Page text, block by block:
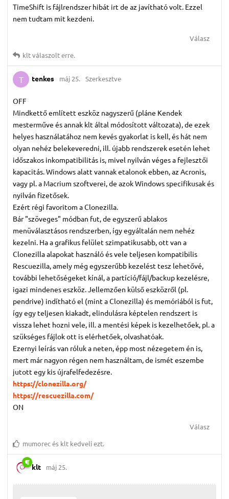
TimeShift is fájlrendszer hibát irt de az javítható volt. Ezzel
nem tudtam mit kezdeni.
Válasz
kltválaszolt erre.
T tenkes máj 25. Szerkesztve
OFF
Mindkettő említett eszköz nagyszerű (pláne Kendek
mesterműve és annak klt által módosított változata), de ezek
helyes használatához nem kevés gyakorlat is kell, és hát nem
olyan nehéz belekeveredni, ill. újabb rendszerek esetén lehet
időszakos inkompatibilitás is, mivel nyilván véges a fejlesztői
kapacitás. Windows alatt vannak etalonok ebben, az Acronis,
vagy pl. a Macrium szoftverei, de azok Windows specifikusak és
nyilván fizetősek.
Ezért régi favoritom a Clonezilla.
Bár "szöveges" módban fut, de egyszerű ablakos
menüválasztásos rendszerben, így egyáltalán nem nehéz
kezelni. Ha a grafikus felület szimpatikusabb, ott van a
Clonezilla alapokat használó és vele teljesen kompatibilis
Rescuezilla, amely még egyszerűbb kezelést tesz lehetővé,
további lehetőségeket kínál, a partíció/fájl/backup kezelésre,
igazi mindenes eszköz. Jellemzően külső eszközről (pl.
pendrive) indítható el (mint a Clonezilla) és memóriából is fut,
így egy teljesen kiakadt, elindulásra képtelen rendszert is
vissza lehet hozni vele, ill. a mentési képek is kezelhetőek, pl. a
szükséges fájlok ott is elérhetőek, olvashatóak.
Ezernyi leírás van róluk a neten, épp most nézegetem én is,
mert már nagyon régen nem használtam, de ismét eszembe
jutott egy kis újrafelfedezésre.
https://clonezilla.org/
https://rescuezilla.com/
ON
Válasz
mumorecés klt kedveli ezt.
klt máj 25.